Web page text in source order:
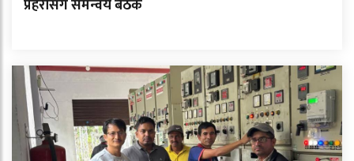
प्रहरीसँग समन्वय बैठक